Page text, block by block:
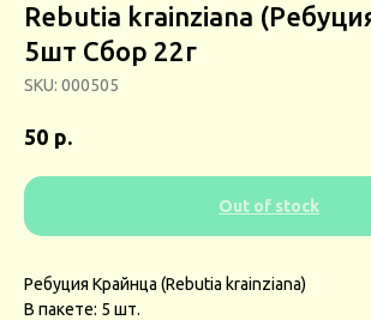
Rebutia krainziana
5шт Сбор 22г
SKU: 000505
50 р.
Out of stock
Ребуция Крайнца (Rebutia krainziana)
В пакете: 5 шт.